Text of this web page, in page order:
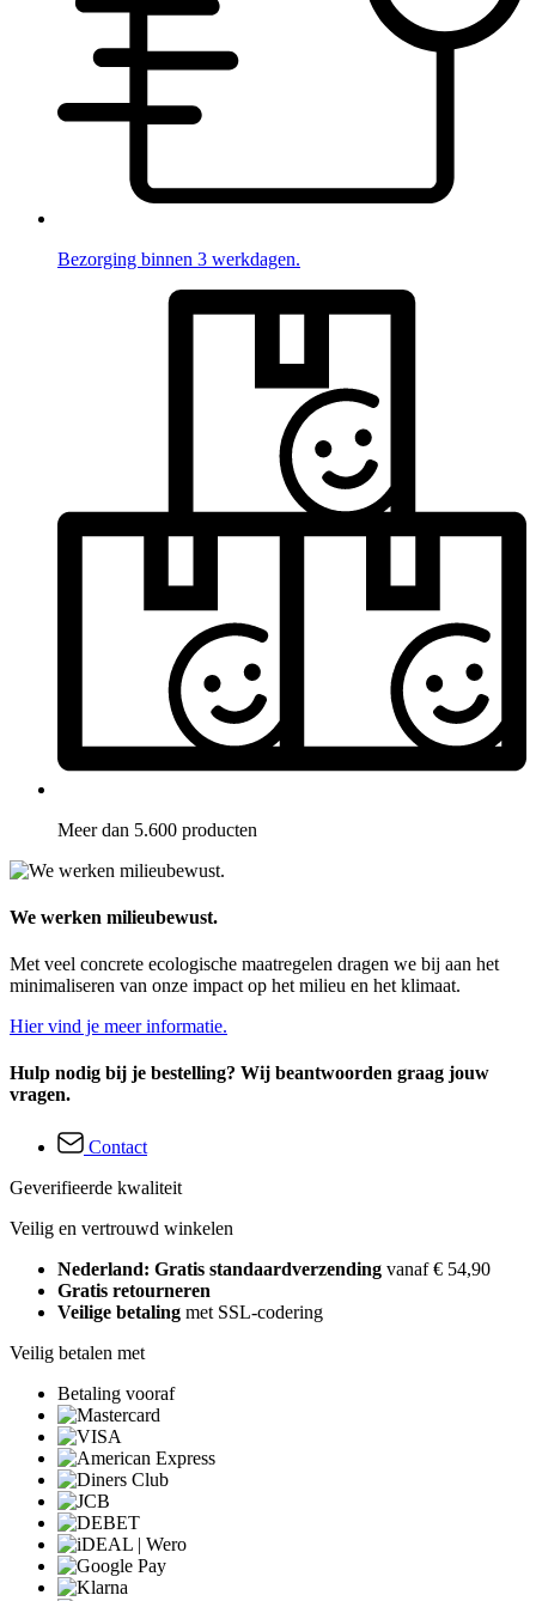
Bezorging binnen 3 werkdagen.
Meer dan 5.600 producten
We werken milieubewust.
Met veel concrete ecologische maatregelen dragen we bij aan het
minimaliseren van onze impact op het milieu en het klimaat.
Hier vind je meer informatie.
Hulp nodig bij je bestelling? Wij beantwoorden graag jouw
vragen.
Contact
Geverifieerde kwaliteit
Veilig en vertrouwd winkelen
Nederland: Gratis standaardverzending vanaf € 54,90
Gratis retourneren
Veilige betaling met SSL-codering
Veilig betalen met
Betaling vooraf